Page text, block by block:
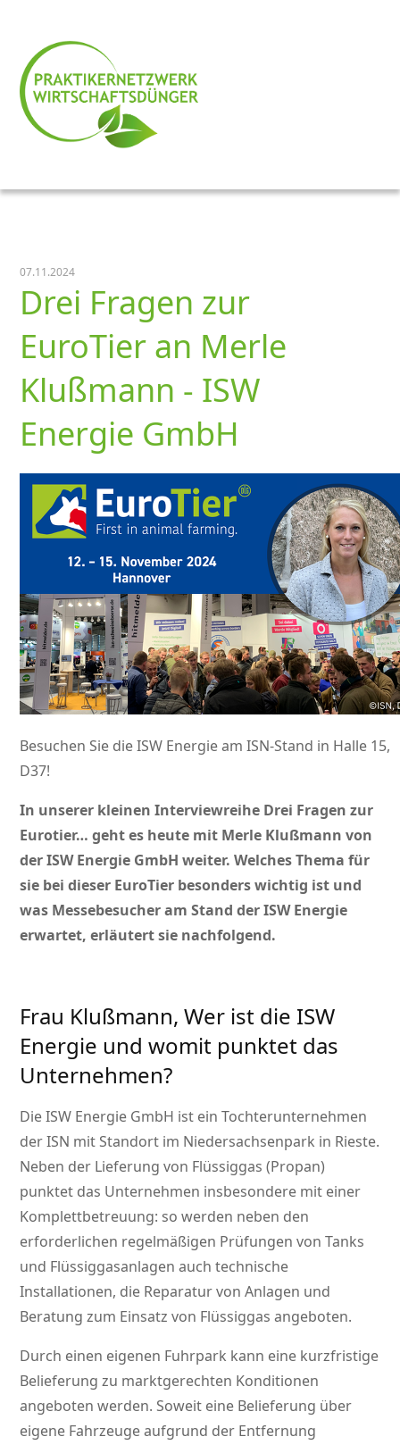
07.11.2024
Drei Fragen zur
EuroTier an Merle
Klußmann - ISW
Energie GmbH
Besuchen Sie die ISW Energie am ISN-Stand in Halle 15,
D37!
In unserer kleinen Interviewreihe Drei Fragen zur
Eurotier… geht es heute mit Merle Klußmann von
der ISW Energie GmbH weiter. Welches Thema für
sie bei dieser EuroTier besonders wichtig ist und
was Messebesucher am Stand der ISW Energie
erwartet, erläutert sie nachfolgend.
Frau Klußmann, Wer ist die ISW
Energie und womit punktet das
Unternehmen?
Die ISW Energie GmbH ist ein Tochterunternehmen
der ISN mit Standort im Niedersachsenpark in Rieste.
Neben der Lieferung von Flüssiggas (Propan)
punktet das Unternehmen insbesondere mit einer
Komplettbetreuung: so werden neben den
erforderlichen regelmäßigen Prüfungen von Tanks
und Flüssiggasanlagen auch technische
Installationen, die Reparatur von Anlagen und
Beratung zum Einsatz von Flüssiggas angeboten.
Durch einen eigenen Fuhrpark kann eine kurzfristige
Belieferung zu marktgerechten Konditionen
angeboten werden. Soweit eine Belieferung über
eigene Fahrzeuge aufgrund der Entfernung